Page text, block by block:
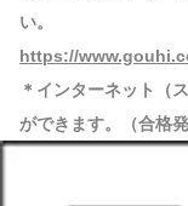
い。
https://
＊インターネット（
ができます。（合格